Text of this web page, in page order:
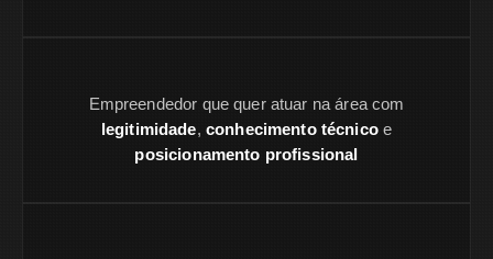
Empreendedor que quer atuar na área com
legitimidade, conhecimento técnicoe
posicionamento profissional